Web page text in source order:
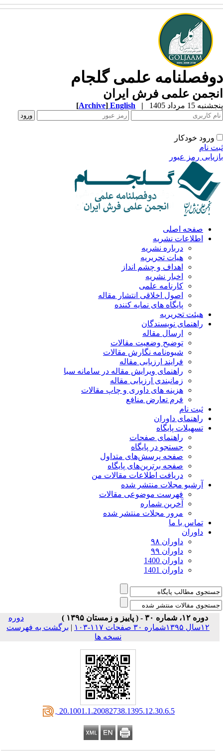
علمی گلجام
علمی فرش ایران
15 مرداد 1405 |
English
[Archive]
ورود خودکار
نام
رمز عبور
صفحه اصلی
اطلاعات نشریه
درباره نشریه
هیات تحریریه
اهداف و چشم انداز
اخبار نشریه
کارنامه علمی
اصول اخلاقی انتشار مقاله
پایگاه های نمایه کننده
هیئت تحریریه
راهنمای نویسندگان
ارسال مقاله
توضیح وضعیت مقالات
شیوه‌نامه نگارش مقالات
فرایند ارزیابی مقاله
راهنمای ویرایش مقاله در سامانه سبا
زمانبندی ارزیابی مقاله
هزینه های داوری و چاپ مقالات
فرم تعارض منافع
ثبت نام
راهنمای داوران
تسهیلات پایگاه
راهنمای صفحات
جستجو در پایگاه
صفحه پرسش‌های متداول
صفحه برترین‌های پایگاه
دریافت اطلاعات مقالات من
آرشیو مجلات منتشر شده
فهرست موضوعی مقالات
آخرین شماره
مرور مجلات منتشر شده
تماس با ما
داوران
داوران ۹۸
داوران ۹۹
داوران 1400
داوران 1401
دوره ۱۲، شماره ۳۰ - ( پاییز و زمستان ۱۳۹۵ )
دوره
۱۲سال ۱۳۹۵شماره ۳۰ صفحات ۱۱۷-۱۰۳
| برگشت به فهرست
نسخه ها
‎ 20.1001.1.20082738.1395.12.30.6.5